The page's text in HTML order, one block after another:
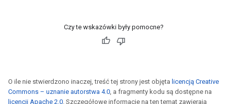
Czy te wskazówki były pomocne?
O ile nie stwierdzono inaczej, treść tej strony jest objęta licencją Creative
Commons – uznanie autorstwa 4.0, a fragmenty kodu są dostępne na
licencji Apache 2.0. Szczegółowe informacje na ten temat zawierają